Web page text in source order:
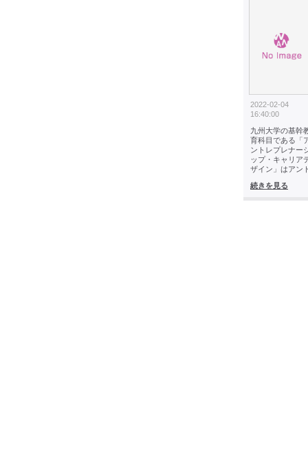
2022-02-04
16:40:00
九州大学の基幹
育科目である「
ントレプレナー
ップ・キャリア
ザイン」はアン
続きを見る